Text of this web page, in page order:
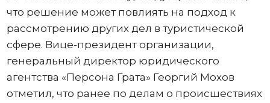
что решение может повлиять на подход к
рассмотрению других дел в туристической
сфере. Вице-президент организации,
генеральный директор юридического
агентства «Персона Грата» Георгий Мохов
отметил, что ранее по делам о происшествиях